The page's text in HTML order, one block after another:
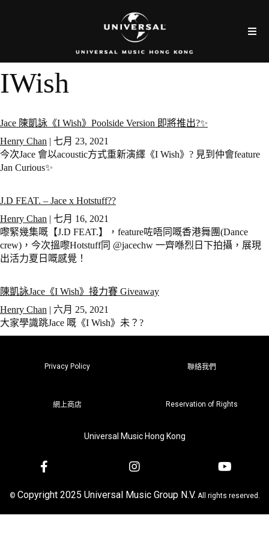
IWish
Jace 陳凱詠《I Wish》Poolside Version 即將推出?✨
Henry Chan | 七月 23, 2021
今次Jace 會以acoustic方式重新演繹《I Wish》? 見到仲會feature
Jan Curious✨
J.D FEAT. – Jace x Hotstuff??
Henry Chan | 七月 16, 2021
嚟緊幾集嘅【J.D FEAT.】，feature咗唔同嘅香港舞團(Dance
crew)，今次搵嚟Hotstuff同 @jacechw 一齊喺烈日下拍攝，展現
出活力夏日嘅感覺！
陳凱詠Jace《I Wish》接力賽 Giveaway
Henry Chan | 六月 25, 2021
大家學識跳Jace 嘅《I Wish》未？?
Privacy Policy 聯絡我們
網上商店 Reservation of Rights
Universal Music Hong Kong
© Copyright 2025 Universal Music Group N.V. All rights reserved.